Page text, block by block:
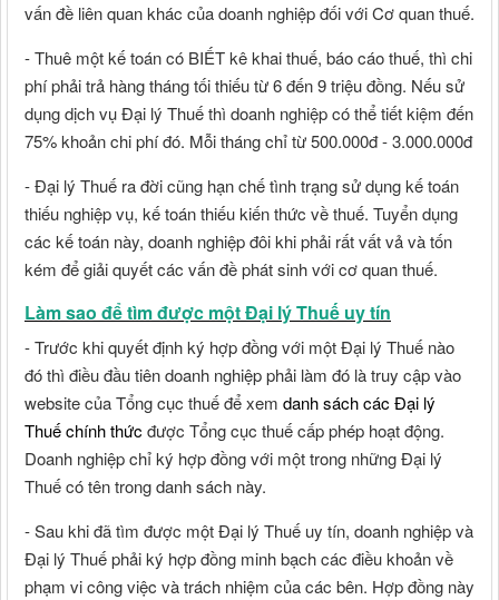
vấn đề liên quan khác của doanh nghiệp đối với Cơ quan thuế.
- Thuê một kế toán có BIẾT kê khai thuế, báo cáo thuế, thì chi
phí phải trả hàng tháng tối thiếu từ 6 đến 9 triệu đồng. Nếu sử
dụng dịch vụ Đại lý Thuế thì doanh nghiệp có thể tiết kiệm đến
75% khoản chi phí đó. Mỗi tháng chỉ từ 500.000đ - 3.000.000đ
- Đại lý Thuế ra đời cũng hạn chế tình trạng sử dụng kế toán
thiếu nghiệp vụ, kế toán thiếu kiến thức về thuế. Tuyển dụng
các kế toán này, doanh nghiệp đôi khi phải rất vất vả và tốn
kém để giải quyết các vấn đề phát sinh với cơ quan thuế.
Làm sao để tìm được một Đại lý Thuế uy tín
- Trước khi quyết định ký hợp đồng với một Đại lý Thuế nào
đó thì điều đầu tiên doanh nghiệp phải làm đó là truy cập vào
website của Tổng cục thuế để xem danh sách các Đại lý
Thuế chính thức được Tổng cục thuế cấp phép hoạt động.
Doanh nghiệp chỉ ký hợp đồng với một trong những Đại lý
Thuế có tên trong danh sách này.
- Sau khi đã tìm được một Đại lý Thuế uy tín, doanh nghiệp và
Đại lý Thuế phải ký hợp đồng minh bạch các điều khoản về
phạm vi công việc và trách nhiệm của các bên. Hợp đồng này